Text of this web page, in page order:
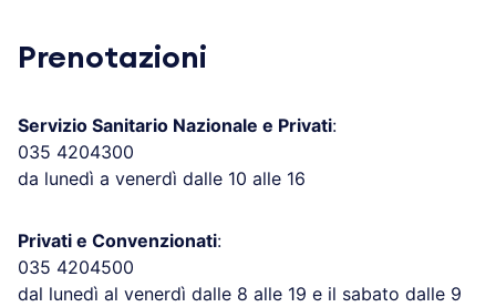
Prenotazioni
Servizio Sanitario Nazionale e Privati:
035 4204300
da lunedì a venerdì dalle 10 alle 16
Privati e Convenzionati:
035 4204500
dal lunedì al venerdì dalle 8 alle 19 e il sabato dalle 9